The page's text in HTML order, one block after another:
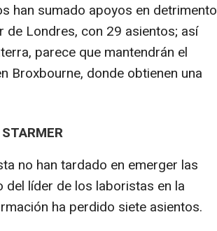
han sumado apoyos en detrimento
de Londres, con 29 asientos; así
parece que mantendrán el
Broxbourne, donde obtienen una
no han tardado en emerger las
líder de los laboristas en la
ha perdido siete asientos.